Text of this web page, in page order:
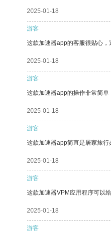
2025-01-18
游客
这款加速器app的客服很贴心，
2025-01-18
游客
这款加速器app的操作非常简单
2025-01-18
游客
这款加速器app简直是居家旅
2025-01-18
游客
这款加速器VPM应用程序可以
2025-01-18
游客